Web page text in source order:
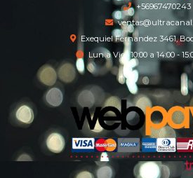
+56967470243
Exequiel Fernandez 3461,
Lun a Vier 10:00 a 14:00 -